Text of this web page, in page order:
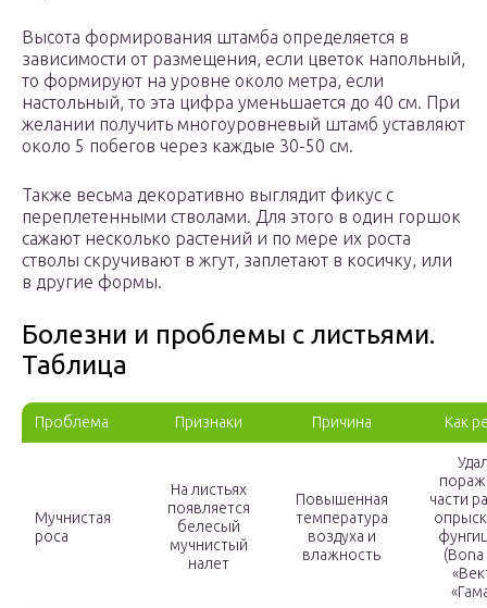
Высота формирования штамба определяется в
зависимости от размещения, если цветок напольный,
то формируют на уровне около метра, если
настольный, то эта цифра уменьшается до 40 см. При
желании получить многоуровневый штамб уставляют
около 5 побегов через каждые 30-50 см.
Также весьма декоративно выглядит фикус с
переплетенными стволами. Для этого в один горшок
сажают несколько растений и по мере их роста
стволы скручивают в жгут, заплетают в косичку, или
в другие формы.
Болезни и проблемы с листьями.
Таблица
Проблема Признаки Причина Как
Мучнистая
роса
На листьях
появляется
белесый
мучнистый
налет
Повышенная
температура
воздуха и
влажность
части